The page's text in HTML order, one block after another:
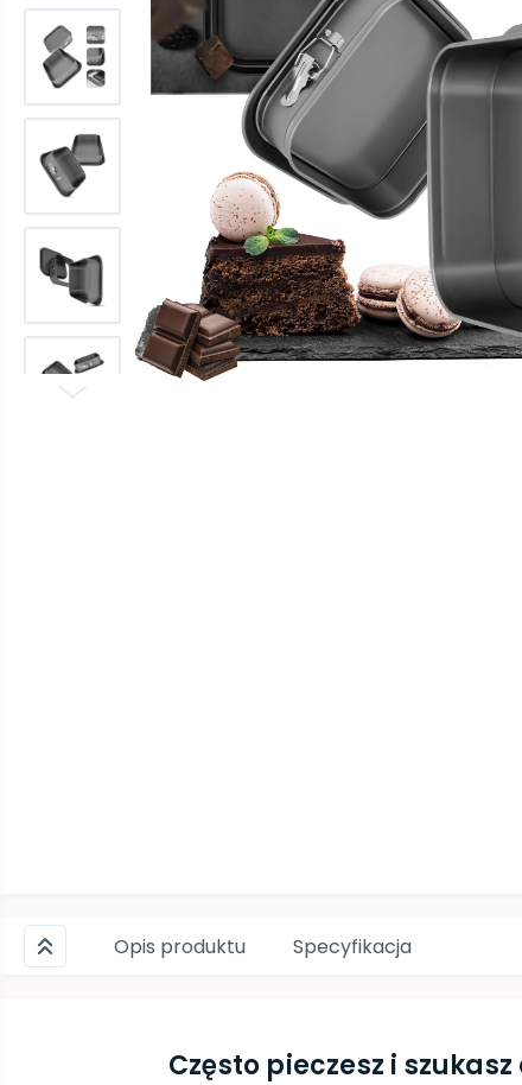
Opis produktu Specyfikacja
Często pieczesz i